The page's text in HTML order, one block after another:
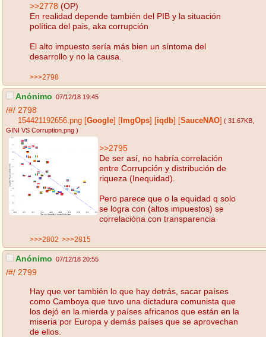
>>2778 (OP)
En realidad depende también del PIB y la situación
política del pais, aka corrupción
El alto impuesto sería más bien un síntoma del
desarrollo y no la causa.
>>>2798
Anónimo 07/12/18 19:45
/#/ 2798
154421192656.png Google ImgOps iqdb SauceNAO ( 31.67KB
GINI VS Corruption.png )
>>2795
De ser así, no habría correlación
entre Corrupción y distribución de
riqueza (Inequidad).
Pero parece que o la equidad q solo
se logra con (altos impuestos) se
correlacióna con transparencia
>>>2802 >>>2815
Anónimo 07/12/18 20:55
/#/ 2799
Hay que ver también lo que hay detrás, sacar países
como Camboya que tuvo una dictadura comunista que
los dejó en la mierda y países africanos que están en la
miseria por Europa y demás países que se aprovechan
de ellos.